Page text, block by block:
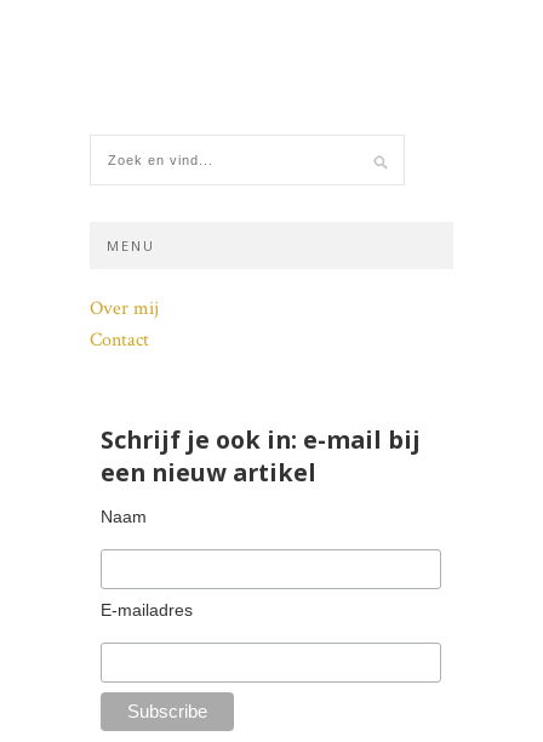
MENU
Over mij
Contact
Schrijf je ook in: e-mail bij
een nieuw artikel
Naam
E-mailadres